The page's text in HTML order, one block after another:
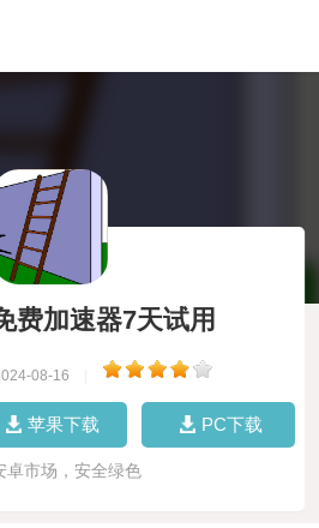
费加速器7天试用
08-16
苹果下载 PC下载
卓市场，安全绿色